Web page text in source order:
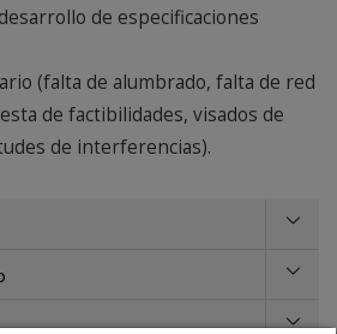
de especificaciones
(falta de alumbrado, falta de red
de factibilidades, visados de
de interferencias).